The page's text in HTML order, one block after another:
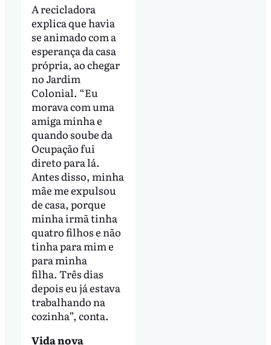
A recicladora
explica que havia
se animado com a
esperança da casa
própria, ao chegar
no Jardim
Colonial. “Eu
morava com uma
amiga minha e
quando soube da
Ocupação fui
direto para lá.
Antes disso, minha
mãe me expulsou
de casa, porque
minha irmã tinha
quatro filhos e não
tinha para mim e
para minha
filha. Três dias
depois eu já estava
trabalhando na
cozinha”, conta.
Vida nova